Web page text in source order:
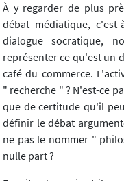
À y regarder de plus
débat médiatique,
dialogue socratique,
représenter ce qu'est un
café du commerce.
" recherche " ? N'est-ce
que de certitude qu'il
définir le débat
ne pas le nommer "
nulle part ?